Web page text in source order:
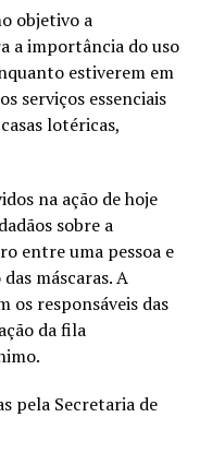
objetivo a
a importância do uso
estiverem em
serviços essenciais
lotéricas,
na ação de hoje
sobre a
entre uma pessoa e
máscaras. A
os responsáveis das
da fila
pela Secretaria de